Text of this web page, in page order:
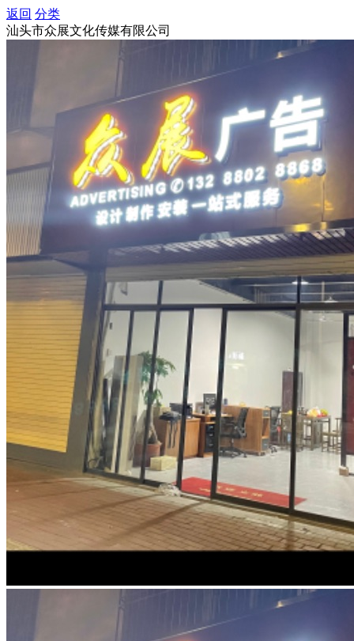
返回 分类
汕头市众展文化传媒有限公司